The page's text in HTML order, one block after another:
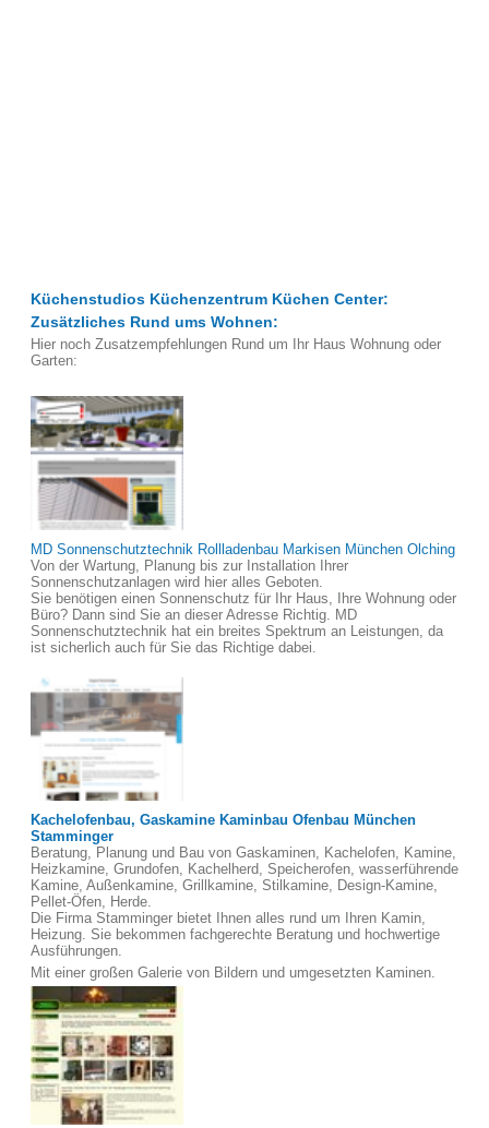
Küchenstudios Küchenzentrum Küchen Center:
Zusätzliches Rund ums Wohnen:
Hier noch Zusatzempfehlungen Rund um Ihr Haus Wohnung oder
Garten:
MD Sonnenschutztechnik Rollladenbau Markisen München Olching
Von der Wartung, Planung bis zur Installation Ihrer
Sonnenschutzanlagen wird hier alles Geboten.
Sie benötigen einen Sonnenschutz für Ihr Haus, Ihre Wohnung oder
Büro? Dann sind Sie an dieser Adresse Richtig. MD
Sonnenschutztechnik hat ein breites Spektrum an Leistungen, da
ist sicherlich auch für Sie das Richtige dabei.
Kachelofenbau, Gaskamine Kaminbau Ofenbau München
Stamminger
Beratung, Planung und Bau von Gaskaminen, Kachelofen, Kamine,
Heizkamine, Grundofen, Kachelherd, Speicherofen, wasserführende
Kamine, Außenkamine, Grillkamine, Stilkamine, Design-Kamine,
Pellet-Öfen, Herde.
Die Firma Stamminger bietet Ihnen alles rund um Ihren Kamin,
Heizung. Sie bekommen fachgerechte Beratung und hochwertige
Ausführungen.
Mit einer großen Galerie von Bildern und umgesetzten Kaminen.